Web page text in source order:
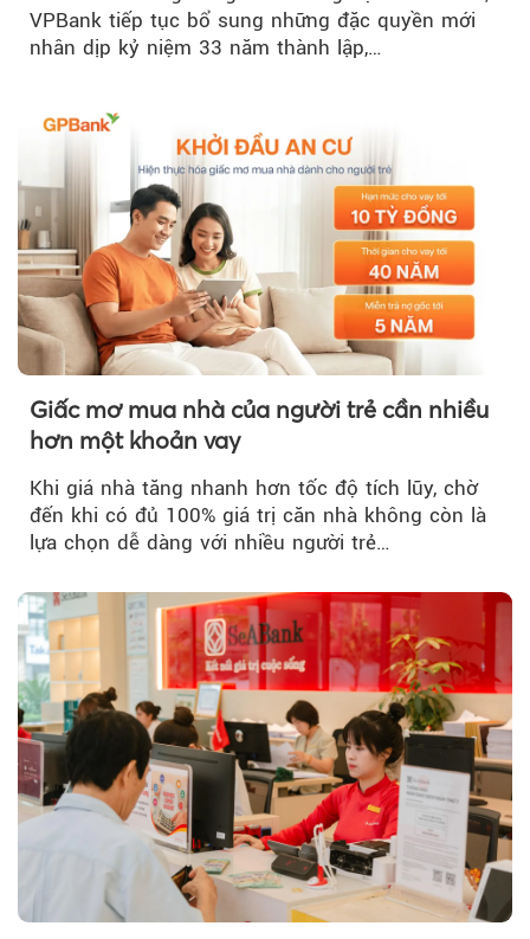
VPBank tiếp tục bổ sung những đặc quyền mới
nhân dịp kỷ niệm 33 năm thành lập,…
Giấc mơ mua nhà của người trẻ cần nhiều
hơn một khoản vay
Khi giá nhà tăng nhanh hơn tốc độ tích lũy, chờ
đến khi có đủ 100% giá trị căn nhà không còn là
lựa chọn dễ dàng với nhiều người trẻ…